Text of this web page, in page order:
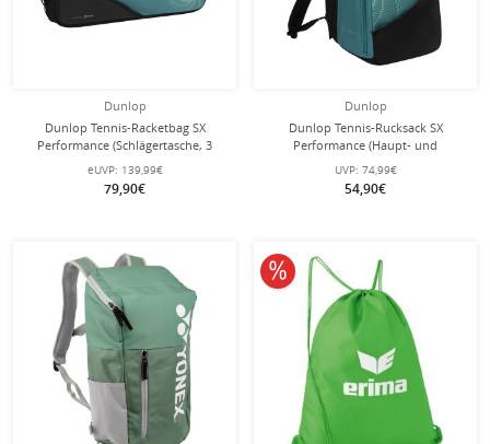
Dunlop
Dunlop Tennis-Racketbag SX
Performance (Schlägertasche, 3
blaugrün/gelb 12er
eUVP: 139,99€
79,90€
Dunlop
Dunlop Tennis-Rucksack SX
Performance (Haupt- und
UVP: 74,99€
54,90€
10% reduziert